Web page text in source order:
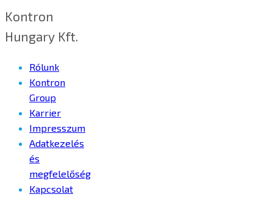
Kontron
Hungary Kft.
Rólunk
Kontron
Group
Karrier
Impresszum
Adatkezelés
és
megfelelőség
Kapcsolat